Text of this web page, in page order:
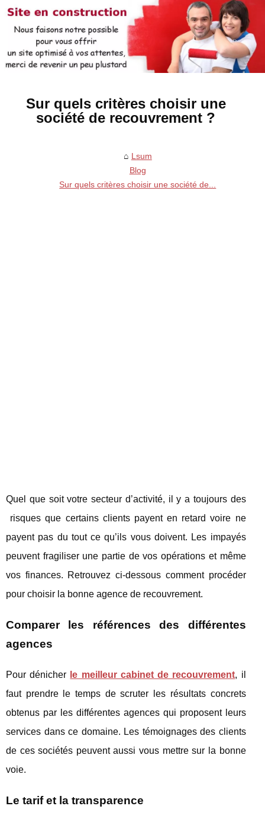
Sur quels critères choisir une
société de recouvrement ?
Lsum
Blog
Sur quels critères choisir une société de...
Quel que soit votre secteur d’activité, il y a toujours des
risques que certains clients payent en retard voire ne
payent pas du tout ce qu’ils vous doivent. Les impayés
peuvent fragiliser une partie de vos opérations et même
vos finances. Retrouvez ci-dessous comment procéder
pour choisir la bonne agence de recouvrement.
Comparer les références des différentes
agences
Pour dénicher le meilleur cabinet de recouvrement, il
faut prendre le temps de scruter les résultats concrets
obtenus par les différentes agences qui proposent leurs
services dans ce domaine. Les témoignages des clients
de ces sociétés peuvent aussi vous mettre sur la bonne
voie.
Le tarif et la transparence